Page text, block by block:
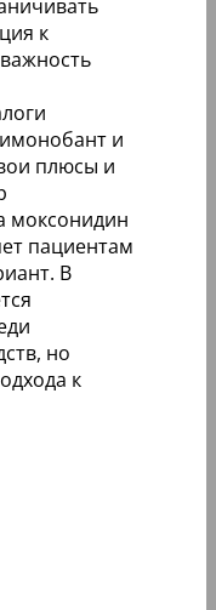
к
и
плюсы и
моксонидин
пациентам
В
но
к